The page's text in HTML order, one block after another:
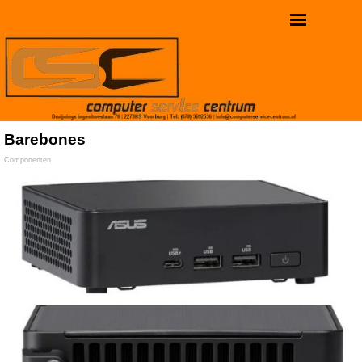
Barebones
Componenten